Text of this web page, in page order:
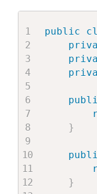
public
}
}